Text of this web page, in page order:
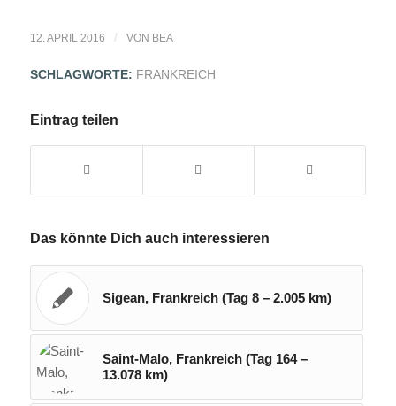
12. APRIL 2016 / VON BEA
SCHLAGWORTE: FRANKREICH
Eintrag teilen
Das könnte Dich auch interessieren
Sigean, Frankreich (Tag 8 – 2.005 km)
Saint-Malo, Frankreich (Tag 164 –
13.078 km)